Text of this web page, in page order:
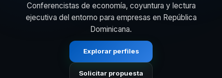
Conferencistas de economía, coyuntura y lectura
ejecutiva del entorno para empresas en República
Dominicana.
Explorar perfiles
Solicitar propuesta